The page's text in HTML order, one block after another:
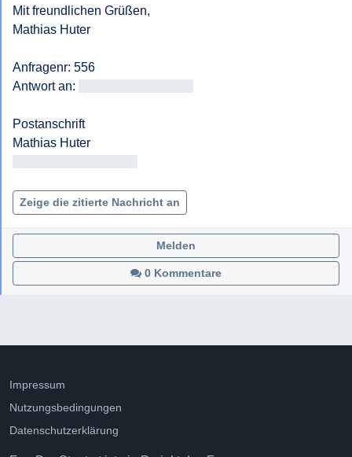
Mit freundlichen Grüßen,
Mathias Huter
Anfragenr: 556
Antwort an:
Postanschrift
Zeige die zitierte Nachricht an
0 Kommentare
Melden
Impressum
Nutzungsbedingungen
Datenschutzerklärung